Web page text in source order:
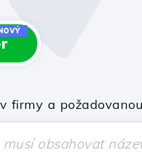
firmy a